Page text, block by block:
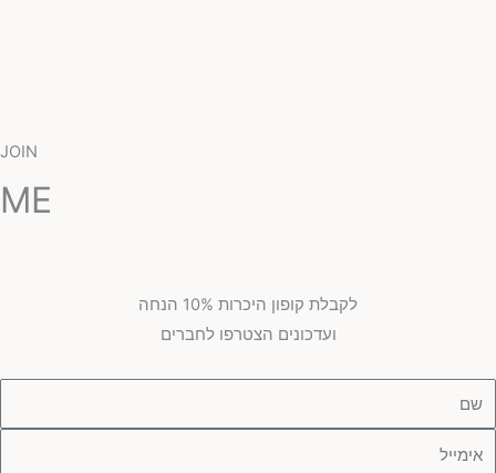
JOIN
ME
לקבלת קופון היכרות 10% הנחה
ועדכונים הצטרפו לחברים